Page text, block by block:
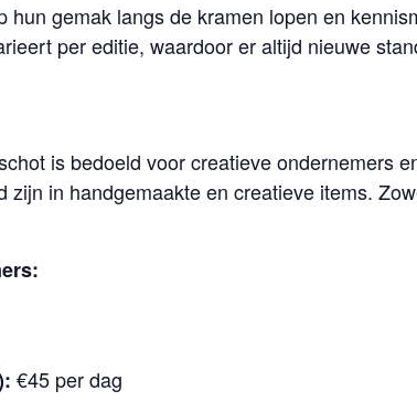
gemak langs de kramen lopen en
per editie, waardoor er altijd nieuwe
is bedoeld voor creatieve ondernemers
in handgemaakte en creatieve items.
€45 per dag